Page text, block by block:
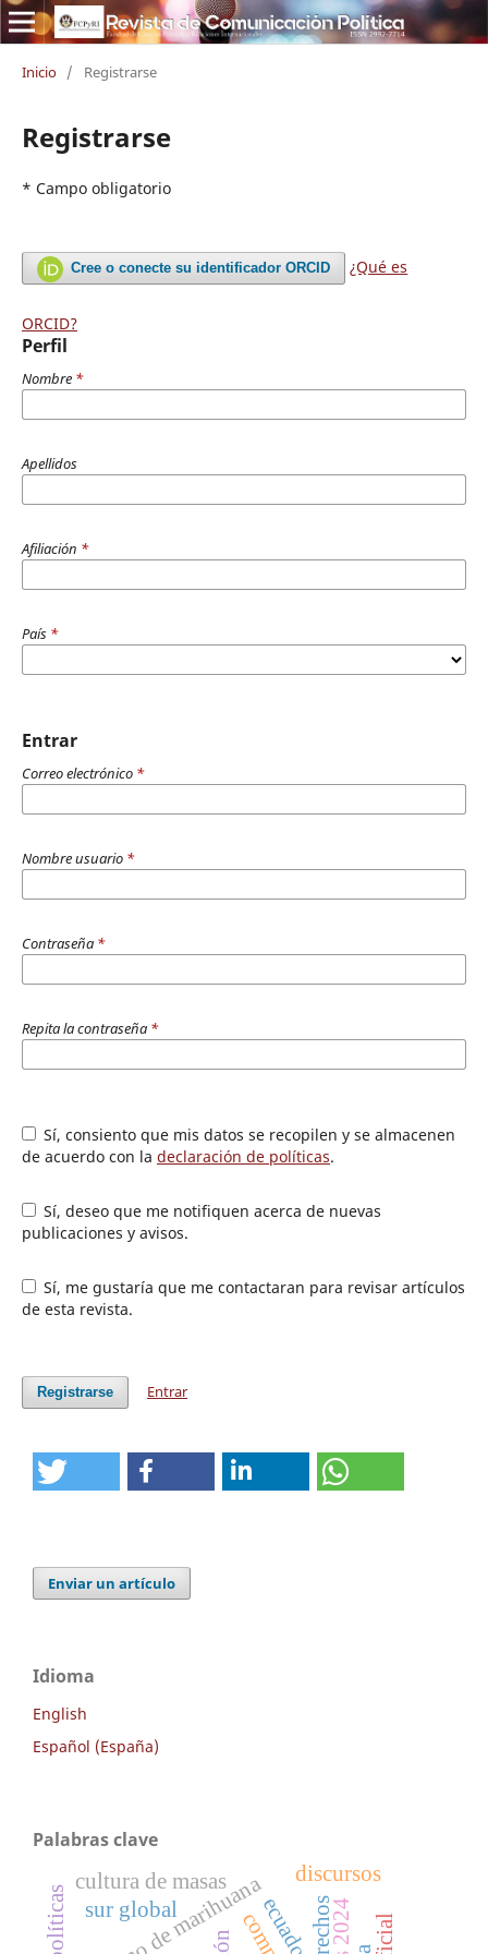
Inicio / Registrarse
Registrarse
* Campo obligatorio
Cree o conecte su identificador ORCID ¿Qué es
ORCID?
Perfil
Nombre *
Apellidos
Afiliación *
País *
Entrar
Correo electrónico *
Nombre usuario *
Contraseña *
Repita la contraseña *
Sí, consiento que mis datos se recopilen y se almacenen
de acuerdo con la declaración de políticas.
Sí, deseo que me notifiquen acerca de nuevas
publicaciones y avisos.
Sí, me gustaría que me contactaran para revisar artículos
de esta revista.
Registrarse Entrar
Enviar un artículo
Idioma
English
Español (España)
Palabras clave
cultura de masas
sur global
discursos
ecuador